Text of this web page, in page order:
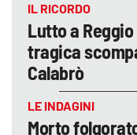
IL RICORDO
Lutto a
tragica
Calabrò
LE INDAGINI
Morto